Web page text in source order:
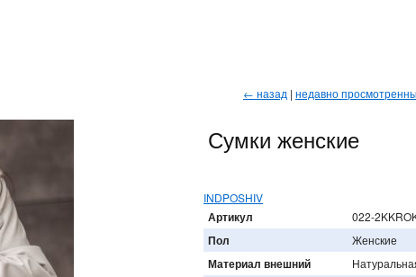
← назад | недавно
Сумки женские
INDPOSHIV
Артикул 022-
Пол Женские
Материал внешний